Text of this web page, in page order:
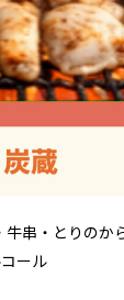
串・とりのか
ール